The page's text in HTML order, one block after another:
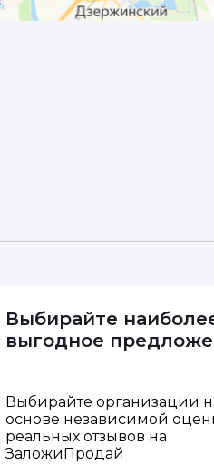
Выбирайте
выгодное
Выбирайте организации
основе независимой
реальных отзывов на
ЗаложиПродай